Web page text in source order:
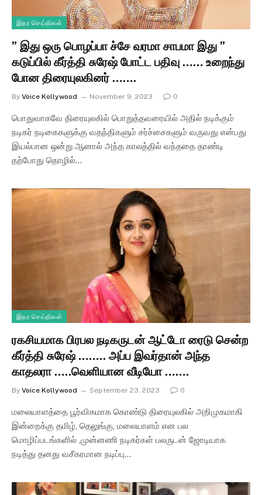
இதர செய்திகள்
” இது ஒரு பொழப்பா ச்சே வரமா சாபமா இது ”
கடுப்பில் கீர்த்தி சுரேஷ் போட்ட பதிவு …… உறைந்து
போன திரையுலகினர் …….
By Voice Kollywood November 9, 2023 0
பொதுவாகவே திரையுலகில் பொறுத்தவரையில் அதில் நடிக்கும்
நடிகர் நடிகைகளுக்கு வதந்திகளும் சர்ச்சைகளும் வருவது என்பது
இயல்பான ஒன்று ஆனால் அந்த காலத்தில் வந்ததை தாண்டி
தற்போது தொழில்…
இதர செய்திகள்
ரகசியமாக பிரபல நடிகருடன் ஆட்டோ ரைடு சென்ற
கீர்த்தி சுரேஷ் …….. அப்ப இவர்தான் அந்த
காதலரா …..வெளியான வீடியோ …….
By Voice Kollywood September 23, 2023 0
மலையாளத்தை பூர்விகமாக கொண்டு திரையுலகில் அறிமுகமாகி
இன்றைக்கு தமிழ், தெலுங்கு, மலையாளம் என பல
மொழிப்படங்களில் ,முன்னணி நடிகர்கள் பலருடன் ஜோடியாக
நடித்து தனது வசீகரமான நடிப்பு…